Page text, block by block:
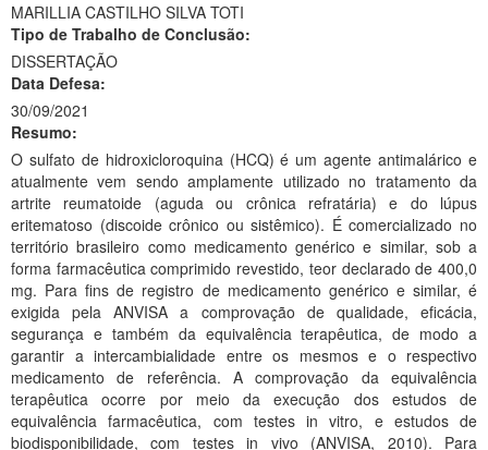
Ministério do Meio Ambiente
Ministério do Turismo
Ministério do Desenvolvimento Regional
Controladoria-Geral da União
Ministério da Mulher, da Família e dos Direitos Humanos
Secretaria-Geral
Secretaria de Governo
Gabinete de Segurança Institucional
Advocacia-Geral da União
Banco Central do Brasil
MARILLIA CASTILHO SILVA TOTI
Tipo de Trabalho de Conclusão:
DISSERTAÇÃO
Data Defesa:
30/09/2021
Resumo:
O sulfato de hidroxicloroquina (HCQ) é um agente antimalárico e
atualmente vem sendo amplamente utilizado no tratamento da
artrite reumatoide (aguda ou crônica refratária) e do lúpus
eritematoso (discoide crônico ou sistêmico). É comercializado no
território brasileiro como medicamento genérico e similar, sob a
forma farmacêutica comprimido revestido, teor declarado de 400,0
mg. Para fins de registro de medicamento genérico e similar, é
exigida pela ANVISA a comprovação de qualidade, eficácia,
segurança e também da equivalência terapêutica, de modo a
garantir a intercambialidade entre os mesmos e o respectivo
medicamento de referência. A comprovação da equivalência
terapêutica ocorre por meio da execução dos estudos de
equivalência farmacêutica, com testes in vitro, e estudos de
biodisponibilidade, com testes in vivo (ANVISA, 2010). Para